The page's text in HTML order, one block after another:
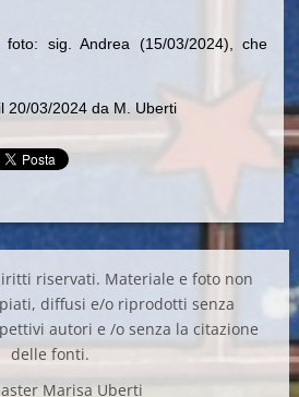
foto: sig. Andrea (15/03/2024), che
20/03/2024 da M. Uberti
riservati. Materiale e foto non
diffusi e/o riprodotti senza
autori e /o senza la citazione
delle fonti.
Marisa Uberti